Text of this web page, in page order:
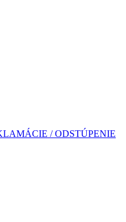
/ ODSTÚPENIE